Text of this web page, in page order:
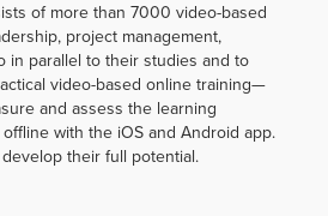
of more than 7000 video-based
project management,
in parallel to their studies and to
video-based online training—
and assess the learning
with the iOS and Android app.
their full potential.